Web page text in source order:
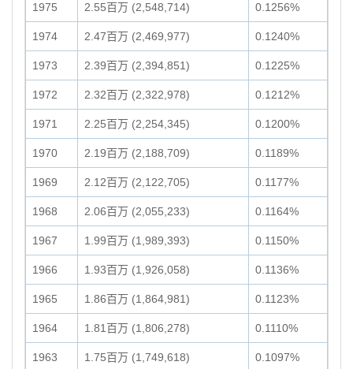
1975 2.55百万 (2,548,714) 0.1256%
1974 2.47百万 (2,469,977) 0.1240%
1973 2.39百万 (2,394,851) 0.1225%
1972 2.32百万 (2,322,978) 0.1212%
1971 2.25百万 (2,254,345) 0.1200%
1970 2.19百万 (2,188,709) 0.1189%
1969 2.12百万 (2,122,705) 0.1177%
1968 2.06百万 (2,055,233) 0.1164%
1967 1.99百万 (1,989,393) 0.1150%
1966 1.93百万 (1,926,058) 0.1136%
1965 1.86百万 (1,864,981) 0.1123%
1964 1.81百万 (1,806,278) 0.1110%
1963 1.75百万 (1,749,618) 0.1097%